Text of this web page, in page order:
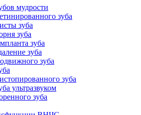
мудрости
зуба
зуба
зуба
зуба
зуба
зуба
зуба
ультразвуком
зуба